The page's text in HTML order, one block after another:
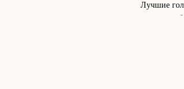
Лучшие
времена: